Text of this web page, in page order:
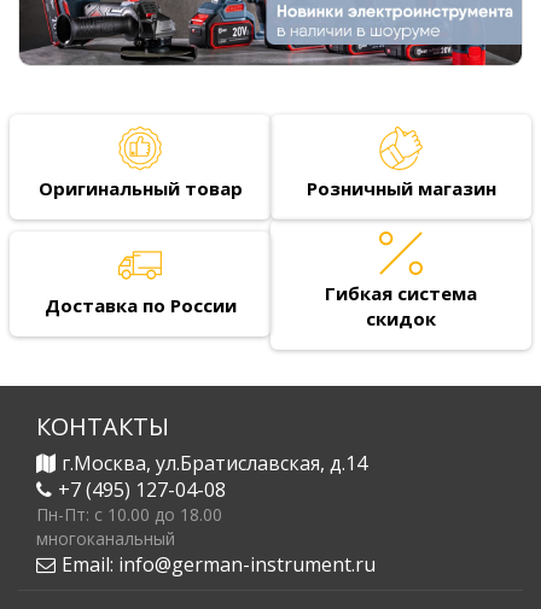
Оригинальный товар Розничный магазин
Доставка по России
Гибкая система
скидок
КОНТАКТЫ
г.Москва, ул.Братиславская, д.14
+7 (495) 127-04-08
Пн-Пт: c 10.00 до 18.00
многоканальный
Email: info@german-instrument.ru